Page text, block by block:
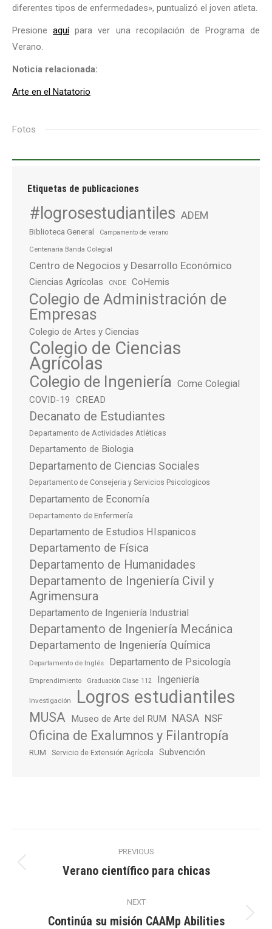
diferentes tipos de enfermedades», puntualizó el joven atleta.
Presioneaquípara ver una recopilación de Programa de
Verano.
Noticia relacionada:
Arte en el Natatorio
Fotos
Etiquetas de publicaciones
#logrosestudiantiles ADEM
Biblioteca General Campamento de verano
Centenaria Banda Colegial
Centro de Negocios y Desarrollo Económico
Ciencias Agrícolas CNDE CoHemis
Colegio de Administración de
Empresas
Colegio de Artes y Ciencias
Colegio de Ciencias
Agrícolas
Colegio de Ingeniería Come Colegial
COVID-19 CREAD
Decanato de Estudiantes
Departamento de Actividades Atléticas
Departamento de Biologia
Departamento de Ciencias Sociales
Departamento de Consejeria y Servicios Psicologicos
Departamento de Economía
Departamento de Enfermería
Departamento de Estudios HIspanicos
Departamento de Física
Departamento de Humanidades
Departamento de Ingeniería Civil y
Agrimensura
Departamento de Ingeniería Industrial
Departamento de Ingeniería Mecánica
Departamento de Ingeniería Química
Departamento de Inglés Departamento de Psicología
Emprendimiento Graduación Clase 112 Ingeniería
Investigación Logros estudiantiles
MUSA Museo de Arte del RUM NASA NSF
Oficina de Exalumnos y Filantropía
RUM Servicio de Extensión Agrícola Subvención
navigation
PREVIOUS
Previous
Verano científico para chicas
NEXT
Next
Continúa su misión CAAMp Abilities